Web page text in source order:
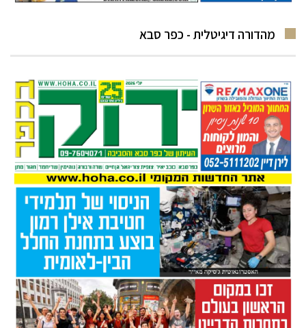
מהדורה דיגיטלית - כפר סבא